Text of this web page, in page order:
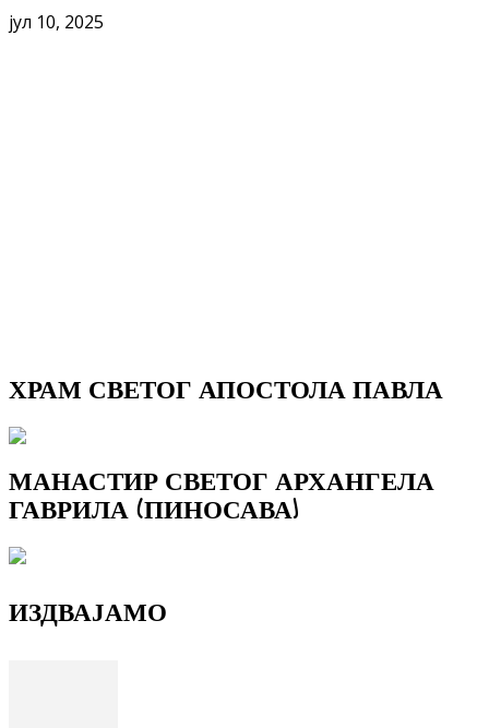
јул 10, 2025
ХРАМ СВЕТОГ АПОСТОЛА ПАВЛА
МАНАСТИР СВЕТОГ АРХАНГЕЛА
ГАВРИЛА (ПИНОСАВА)
ИЗДВАЈАМО